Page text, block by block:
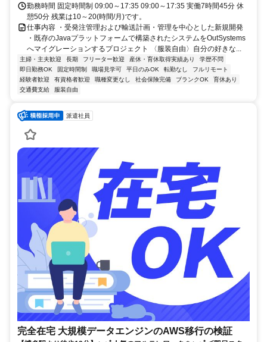
勤務時間 固定時間制 09:00～17:35 09:00～17:35 実働7時間45分 休
憩50分 残業は10～20(時間/月)です。
仕事内容 ・受発注管理および輸送計画・管理を中心とした新規開発
・既存のJavaプラットフォームで構築されたシステムをOutSystems
へマイグレーションするプロジェクト 〈服装自由〉自分の好きな...
主婦・主夫歓迎 長期 フリーター歓迎 産休・育休取得実績あり
学歴不問
即日勤務OK
固定時間制 職場見学可 平日のみOK 転勤なし
フルリモート
経験者歓迎
有資格者歓迎 職種変更なし 社会保険完備 ブランクOK
育休あり
交通費支給
服装自由
派遣社員
完全在宅 大規模データエンジンのAWS移行の検証